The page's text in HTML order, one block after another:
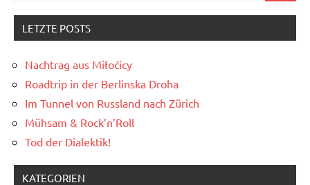
LETZTE POSTS
Nachtrag aus Miłoćicy
Roadtrip in der Berlinska Droha
Im Tunnel von Russland nach Zürich
Mühsam & Rock’n’Roll
Tod der Dialektik!
KATEGORIEN